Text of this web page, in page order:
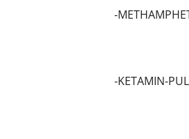
-
-KETAMIN-